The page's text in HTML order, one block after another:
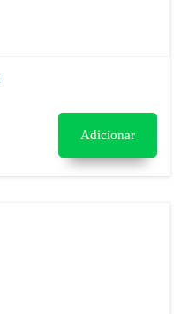
Adicionar